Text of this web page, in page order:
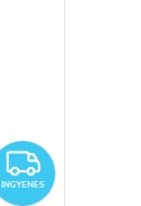
INGYENES
INGYENES